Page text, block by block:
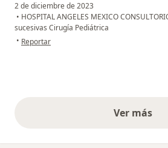
2 de diciembre de 2023
• HOSPITAL ANGELES MEXICO
sucesivas Cirugía Pediátrica
• en opinión del usuario Liliana Carbajal
Reportar
Ver más